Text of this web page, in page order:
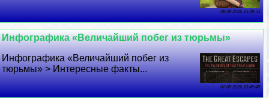
08 08 2026 23:28:53
Инфографика «Величайший побег из тюрьмы»
Инфографика «Величайший побег из
тюрьмы» > Интересные факты...
07 08 2026 10:49:48